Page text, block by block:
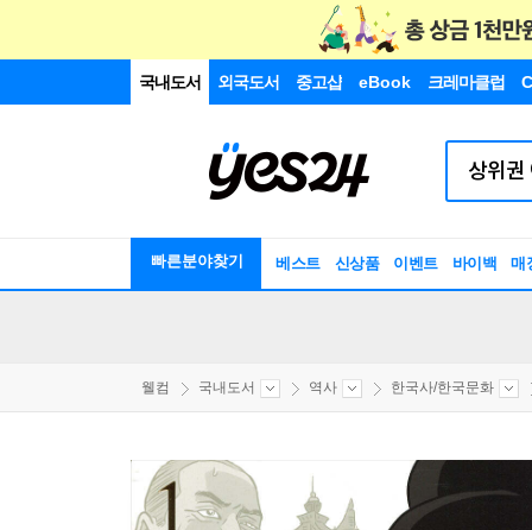
국내도서 외국도서 중고샵 eBook 크레마클럽
빠른분야찾기 베스트 신상품 이벤트 바이백 매
웰컴 국내도서 역사 한국사/한국문화